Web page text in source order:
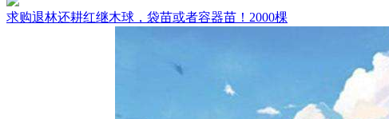
求购退林还耕红继木球，袋苗或者容器苗！2000棵